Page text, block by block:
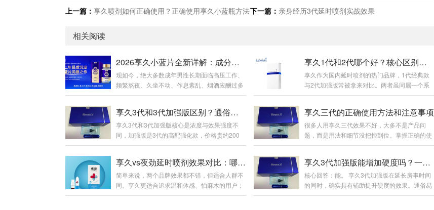
上一篇： 享久喷剂如何正确使用？正确使用享久小蓝瓶方法下一篇： 亲身经历3代延时喷剂实战效果
相关阅读
2026享久小蓝片全新详解：成分功效、适用人群、官方售价及正确服用指南
现如今，绝大多数成年男性长期面临高压工作、
频繁熬夜、久坐不动、作息紊乱、烟酒应酬过多
等问题。很多男性明明体检各项指标正常，身体
膝酸软、事后疲惫难恢复等隐性透支问题。市面
上男性养护产品鱼龙混杂，速效产品副作用大、
易产生依赖性，传统滋补品见效慢、腥味重、吸
收差。为此，专注男性健康养护多年的知名品牌
红参肉苁蓉耐力片（俗称：享久小蓝瓶/享久小蓝
片）。一款专为中国男性体质量身打造的国标特
膳营养品，温...
享久1代和2代哪个好？核心区别与选购建议
享久作为国内延时喷剂的热门品牌，1代经典款
与2代加强版常被拿来对比。两者虽同属一个系
列，但在配方、起效速度、使用体感及性价比上
配需求的款式。先看基础定位与核心配方。享久
1代是2015年上市的初代产品，作为品牌入门
款，配方主打基础天然草本成分，成分浓度适
中，核心作用是初步降低敏感度，满足基础延时
关键款，2023年升级为加强版，配方大幅优化，
添加红高颗、锁阳、肾精草等名贵草本，浓度更
高、渗透力...
享久3代和3代加强版区别？通俗讲清差异与选购
享久3代和3代加强版核心是浓度与效果强度不
同，加强版是3代的高配强化款，价格贵约200
元，适合追求更强效果的人；标准版更温和，适
代标准版：纯蓝色礼盒，瓶子无“+”标识，整体简
约。3代加强版：礼盒侧边有红色条纹，瓶身LO
GO右上角多一个“+”，辨识度高。 二、成分浓
度：加强版全面提升两者原料完全一样，核心区
享久三代的正确使用方法和注意事项
很多人用享久三代效果不好，大多不是产品问
题，而是用法和细节没把控到位。掌握正确的使
用步骤，规避常见误区，才能充分发挥产品效
了完整、接地气的实操用法和核心注意事项。
一、标准使用方法清洁干爽：事前洗净私处，擦
干水分，潮湿会影响吸收效果。喷涂用量：常规
单次喷涂 2 下，初次体质敏感者先用 1 下试探。
享久vs夜劲延时喷剂效果对比：哪个更适合你？
简单来说，两个品牌效果都不错，但适合人群不
同。享久更适合追求温和体感、怕麻木的用户；
夜劲则适合追求超长持续时间、能接受稍强体感
享久3代加强版能增加硬度吗？一文说清效果与原理
核心回答：能。 享久3代加强版在延长房事时间
的同时，确实具有辅助提升硬度的效果。通俗易
懂的介绍：主要作用是什么？它是一款男性外用